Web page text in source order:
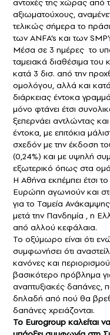
αντοχές της χώρας από
αξιωματούχους,
τελικώς σήμερα το
των ANFA’s και των
Μέσα σε 3 ημέρες το
ταμειακά διαθέσιμα του
κατά 3 δισ. από την
ομολόγου, αλλά και
διάρκειας έντοκα
μόνο φτάνει έτσι
ξεπερνάει αντλώντας
έντοκα, με επιτόκια
σχεδόν με την έκδοση
(0,24%) και με υψηλή
εξωτερικό όπως στα
Η Αθήνα εκπέμπει έτσι
Ευρώπη αγωνιούν και
για το Ταμεία
μετά την Πανδημία , η
από αλλού κεφάλαια.
Το οξύμωρο είναι ότι
συμφωνήσει ότι
κανόνες και
βασικότερο πρόβλημα
αναπτυξιακές δαπάνες,
δηλαδή από πού θα
δαπάνες χρειάζονται.
Το Eurogroup καλείται